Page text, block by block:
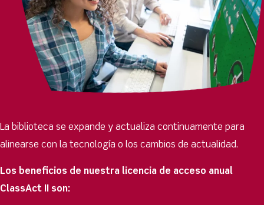
La biblioteca se expande y actualiza continuamente para
alinearse con la tecnología o los cambios de actualidad.
Los beneficios de nuestra licencia de acceso anual
ClassAct II son: